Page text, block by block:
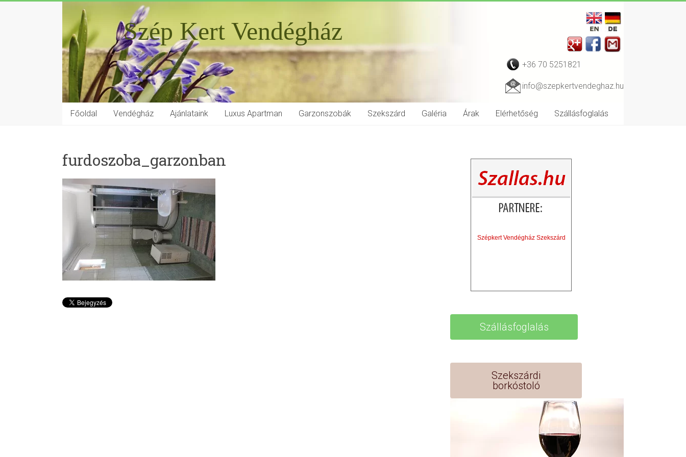
Szép Kert Vendégház
+36 70 5251821
info@szepkertvendeghaz.hu
Főoldal Vendégház Ajánlataink Luxus Apartman Garzonszobák Szekszárd Galéria Árak Elérhetőség Szállásfoglalás
furdoszoba_garzonban
Szépkert Vendégház Szekszárd
Szállásfoglalás
Szekszárdi
borkóstoló